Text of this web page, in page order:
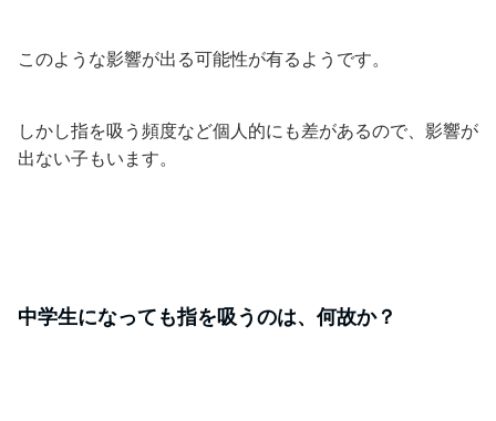
このような影響が出る可能性が有るようです。
しかし指を吸う頻度など個人的にも差があるので、影響が
出ない子もいます。
中学生になっても指を吸うのは、何故か？